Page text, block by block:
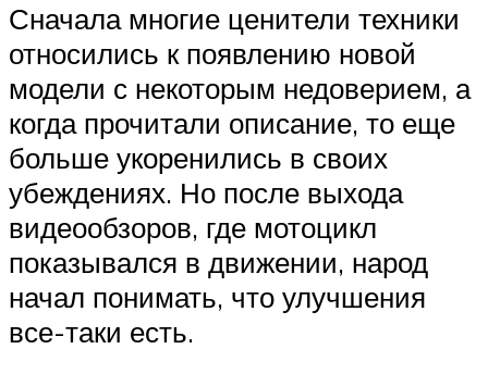
Сначала многие ценители техники
относились к появлению новой
модели с некоторым недоверием, а
когда прочитали описание, то еще
больше укоренились в своих
убеждениях. Но после выхода
видеообзоров, где мотоцикл
показывался в движении, народ
начал понимать, что улучшения
все-таки есть.